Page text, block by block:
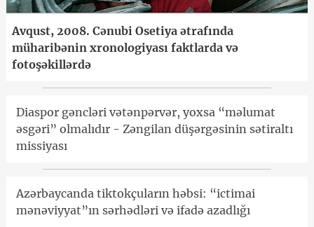
Avqust, 2008. Cənubi Osetiya ətrafında
müharibənin xronologiyası faktlarda və
fotoşəkillərdə
Diaspor gəncləri vətənpərvər, yoxsa “məlumat
əsgəri” olmalıdır - Zəngilan düşərgəsinin sətiraltı
missiyası
Azərbaycanda tiktokçuların həbsi: “ictimai
mənəviyyat”ın sərhədləri və ifadə azadlığı